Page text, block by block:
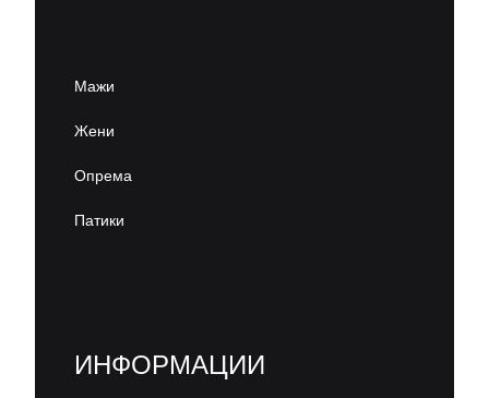
Мажи
Жени
Опрема
Патики
ИНФОРМАЦИИ